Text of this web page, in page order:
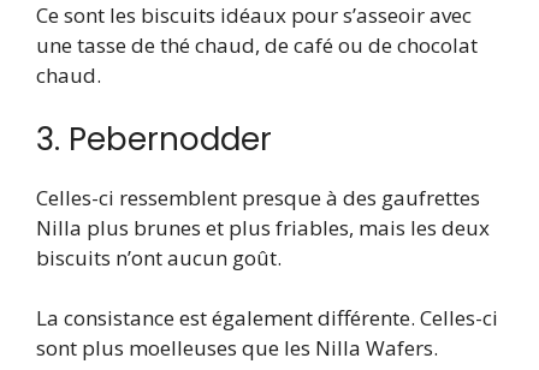
Ce sont les biscuits idéaux pour s’asseoir avec
une tasse de thé chaud, de café ou de chocolat
chaud.
3. Pebernodder
Celles-ci ressemblent presque à des gaufrettes
Nilla plus brunes et plus friables, mais les deux
biscuits n’ont aucun goût.
La consistance est également différente. Celles-ci
sont plus moelleuses que les Nilla Wafers.